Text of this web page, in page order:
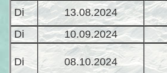
Di
13.08.2024
Di
10.09.2024
Di 08.10.2024